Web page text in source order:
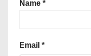
Name *
Email *